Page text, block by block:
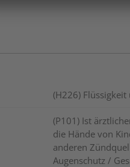
(H226)
(P101) Ist
die Hände von
anderen
Augenschutz /